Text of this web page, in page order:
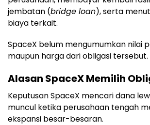
jembatan (bridge loan), serta
biaya terkait.
SpaceX belum mengumumkan nilai
maupun harga dari obligasi tersebut.
Alasan SpaceX Memilih
Keputusan SpaceX mencari dana
muncul ketika perusahaan tengah
ekspansi besar-besaran.